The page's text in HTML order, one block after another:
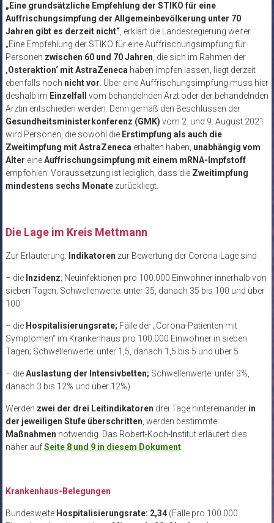
„Eine grundsätzliche Empfehlung der STIKO für eine
Auffrischungsimpfung der Allgemeinbevölkerung unter 70
Jahren gibt es derzeit nicht“, erklärt die Landesregierung weiter.
„Eine Empfehlung der STIKO für eine Auffrischungsimpfung für
Personen zwischen 60 und 70 Jahren, die sich im Rahmen der
‚Osteraktion‘ mit AstraZenecahaben impfen lassen, liegt derzeit
ebenfalls noch nicht vor. Über eine Auffrischungsimpfung muss hier
deshalb im Einzelfall
vom behandelnden Arzt oder der behandelnden
Ärztin entschieden werden. Denn gemäß den Beschlüssen der
Gesundheitsministerkonferenz (GMK) vom 2. und 9. August 2021
wird Personen, die sowohl die Erstimpfung als auch die
Zweitimpfung mit AstraZenecaerhalten haben, unabhängig vom
Alter eineAuffrischungsimpfung mit einem mRNA-Impfstoff
empfohlen. Voraussetzung ist lediglich, dass die Zweitimpfung
mindestens sechs Monatezurückliegt.
Die Lage im Kreis Mettmann
Zur Erläuterung: Indikatoren zur Bewertung der Corona-Lage sind
– die Inzidenz; Neuinfektionen pro 100.000 Einwohner innerhalb von
sieben Tagen; Schwellenwerte: unter 35, danach 35 bis 100 und über
100
– die Hospitalisierungsrate; Fälle der „Corona-Patienten mit
Symptomen“ im Krankenhaus pro 100.000 Einwohner in sieben
Tagen; Schwellenwerte: unter 1,5, danach 1,5 bis 5 und über 5
– dieAuslastung der Intensivbetten; Schwellenwerte: unter 3%,
danach 3 bis 12% und über 12%)
Werden zwei der drei Leitindikatoren drei Tage hintereinander in
der jeweiligen Stufe überschritten, werden bestimmte
Maßnahmen notwendig. Das Robert-Koch-Institut erläutert dies
näher aufSeite 8 und 9 in diesem Dokument.
Krankenhaus-Belegungen
Bundesweite Hospitalisierungsrate: 2,34 (Fälle pro 100.000